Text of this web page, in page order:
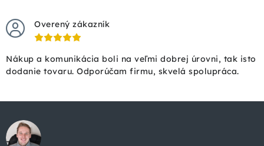
Overený zákazník
Nákup a komunikácia boli na veľmi dobrej úrovni, tak isto
dodanie tovaru. Odporúčam firmu, skvelá spolupráca.
á